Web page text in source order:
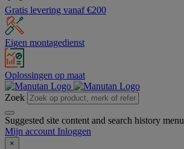
Gratis levering vanaf €200
Eigen montagedienst
Oplossingen op maat
Zoek
Suggested site content and search history menu
Mijn account Inloggen
×